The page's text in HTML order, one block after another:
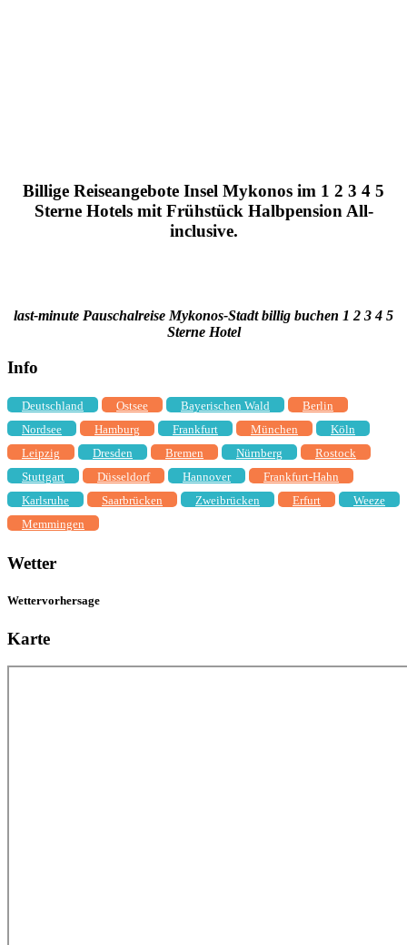
Billige Reiseangebote Insel Mykonos im 1 2 3 4 5
Sterne Hotels mit Frühstück Halbpension All-
inclusive.
last-minute Pauschalreise Mykonos-Stadt billig buchen 1 2 3 4 5
Sterne Hotel
Info
Deutschland Ostsee Bayerischen Wald
Berlin
Nordsee
Hamburg Frankfurt München
Köln
Leipzig
Dresden Bremen Nürnberg
Rostock
Stuttgart
Düsseldorf Hannover
Frankfurt-Hahn
Karlsruhe
Saarbrücken Zweibrücken Erfurt
Weeze
Memmingen
Wetter
Wettervorhersage
Karte